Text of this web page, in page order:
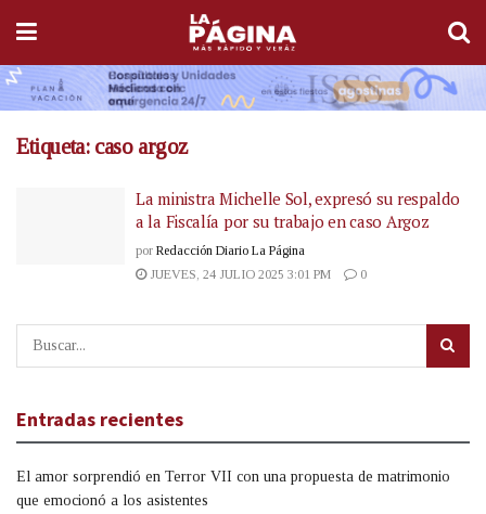
Etiqueta: caso argoz
La ministra Michelle Sol, expresó su respaldo
a la Fiscalía por su trabajo en caso Argoz
por Redacción Diario La Página
JUEVES, 24 JULIO 2025 3:01 PM
0
Entradas recientes
El amor sorprendió en Terror VII con una propuesta de matrimonio
que emocionó a los asistentes